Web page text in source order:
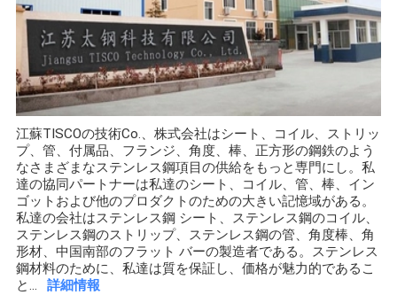
江蘇TISCOの技術Co.、株式会社はシート、コイル、ストリッ
プ、管、付属品、フランジ、角度、棒、正方形の鋼鉄のよう
なさまざまなステンレス鋼項目の供給をもっと専門にし。私
達の協同パートナーは私達のシート、コイル、管、棒、イン
ゴットおよび他のプロダクトのための大きい記憶域がある。
私達の会社はステンレス鋼 シート、ステンレス鋼のコイル、
ステンレス鋼のストリップ、ステンレス鋼の管、角度棒、角
形材、中国南部のフラット バーの製造者である。ステンレス
鋼材料のために、私達は質を保証し、価格が魅力的であるこ
と...
詳細情報